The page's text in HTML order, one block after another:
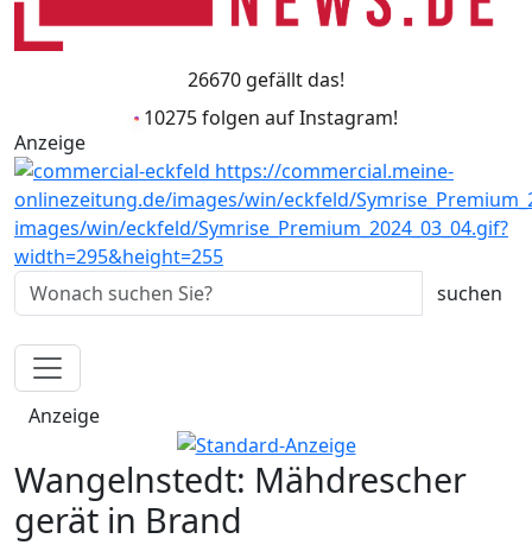
26670 gefällt das!
10275 folgen auf Instagram!
Anzeige
Anzeige
Wangelnstedt: Mähdrescher
gerät in Brand